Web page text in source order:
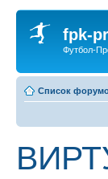
fpk-
Футбол-
Список